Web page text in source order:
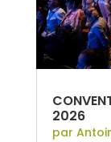
2026
par